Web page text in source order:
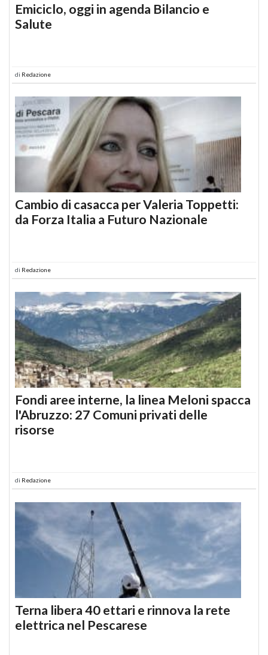
Emiciclo, oggi in agenda Bilancio e
Salute
di Redazione
Cambio di casacca per Valeria Toppetti:
da Forza Italia a Futuro Nazionale
di Redazione
Fondi aree interne, la linea Meloni spacca
l'Abruzzo: 27 Comuni privati delle
risorse
di Redazione
Terna libera 40 ettari e rinnova la rete
elettrica nel Pescarese